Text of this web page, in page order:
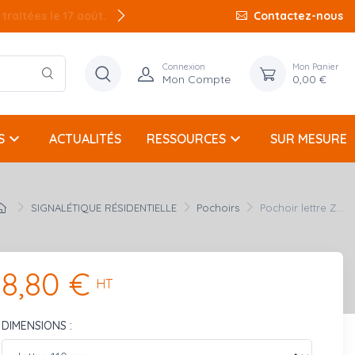
traitées le 17 août.
traitées le 17 août. Contactez-nous
Connexion
Mon Compte
Mon Panier
0,00 €
keyboard_arrow_down ACTUALITÉS RESSOURCES keyboard_arrow_down SUR MESURE
SIGNALÉTIQUE RÉSIDENTIELLE Pochoirs Pochoir lettre Z...
8,80 € HT
DIMENSIONS :